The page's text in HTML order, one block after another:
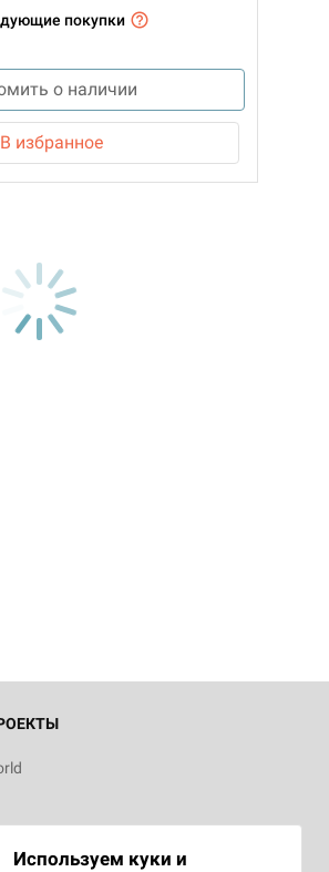
покупки
о наличии
В избранное
Используем куки и